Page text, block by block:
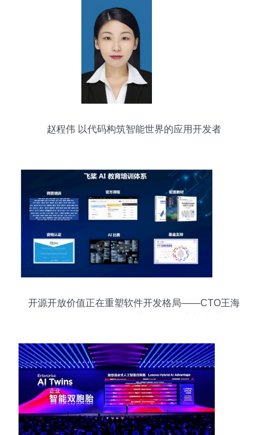
赵程伟 以代码构筑智能世界的应用开发者
开源开放价值正在重塑软件开发格局——CTO王海